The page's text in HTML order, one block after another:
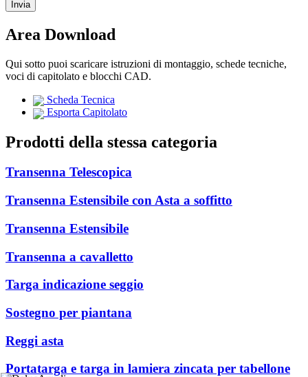
Area Download
Qui sotto puoi scaricare istruzioni di montaggio, schede tecniche,
voci di capitolato e blocchi CAD.
Scheda Tecnica
Esporta Capitolato
Prodotti della stessa categoria
Transenna Telescopica
Transenna Estensibile con Asta a soffitto
Transenna Estensibile
Transenna a cavalletto
Targa indicazione seggio
Sostegno per piantana
Reggi asta
Portatarga e targa in lamiera zincata per tabellone